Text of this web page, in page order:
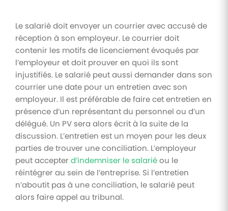
Le salarié doit envoyer un courrier avec accusé de
réception à son employeur. Le courrier doit
contenir les motifs de licenciement évoqués par
l’employeur et doit prouver en quoi ils sont
injustifiés. Le salarié peut aussi demander dans son
courrier une date pour un entretien avec son
employeur. Il est préférable de faire cet entretien en
présence d’un représentant du personnel ou d’un
délégué. Un PV sera alors écrit à la suite de la
discussion. L’entretien est un moyen pour les deux
parties de trouver une conciliation. L’employeur
peut accepterd’indemniser le salariéou le
réintégrer au sein de l’entreprise. Si l’entretien
n’aboutit pas à une conciliation, le salarié peut
alors faire appel au tribunal.